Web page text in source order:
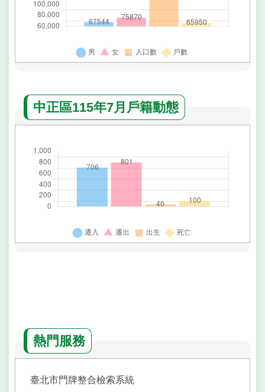
中正區115年7月戶籍動態
熱門服務
臺北市門牌整合檢索系統